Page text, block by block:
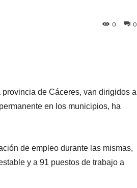
0
0
de Cáceres, van dirigidos a
en los municipios, ha
de empleo durante las mismas,
y a 91 puestos de trabajo a